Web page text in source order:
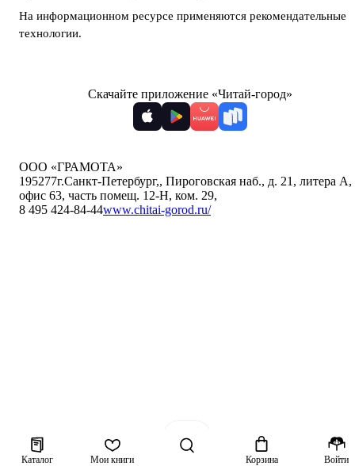
Каталог Мои книги Корзина Войти
На информационном ресурсе применяются рекомендательные
технологии.
Скачайте приложение «Читай-город»
ООО «ГРАМОТА»
195277г.Санкт-Петербург,, Пироговская наб., д. 21, литера А,
офис 63, часть помещ. 12-Н, ком. 29,
8 495 424-84-44www.chitai-gorod.ru/